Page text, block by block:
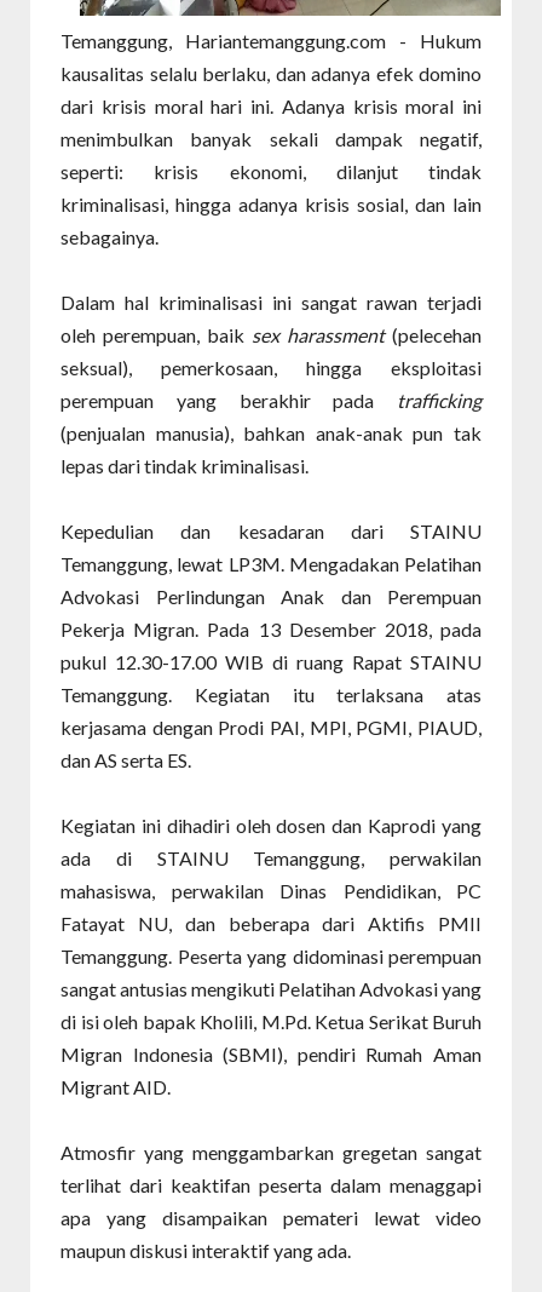
Temanggung, Hariantemanggung.com - Hukum
kausalitas selalu berlaku, dan adanya efek domino
dari krisis moral hari ini. Adanya krisis moral ini
menimbulkan banyak sekali dampak negatif,
seperti: krisis ekonomi, dilanjut tindak
kriminalisasi, hingga adanya krisis sosial, dan lain
sebagainya.
Dalam hal kriminalisasi ini sangat rawan terjadi
oleh perempuan, baik sex harassment(pelecehan
seksual), pemerkosaan, hingga eksploitasi
perempuan yang berakhir pada
trafficking
(penjualan manusia), bahkan anak-anak pun tak
lepas dari tindak kriminalisasi.
Kepedulian dan kesadaran dari STAINU
Temanggung, lewat LP3M. Mengadakan Pelatihan
Advokasi Perlindungan Anak dan Perempuan
Pekerja Migran. Pada 13 Desember 2018, pada
pukul 12.30-17.00 WIB di ruang Rapat STAINU
Temanggung. Kegiatan itu terlaksana atas
kerjasama dengan Prodi PAI, MPI, PGMI, PIAUD,
dan AS serta ES.
Kegiatan ini dihadiri oleh dosen dan Kaprodi yang
ada di STAINU Temanggung, perwakilan
mahasiswa, perwakilan Dinas Pendidikan, PC
Fatayat NU, dan beberapa dari Aktifis PMII
Temanggung. Peserta yang didominasi perempuan
sangat antusias mengikuti Pelatihan Advokasi yang
di isi oleh bapak Kholili, M.Pd. Ketua Serikat Buruh
Migran Indonesia (SBMI), pendiri Rumah Aman
Migrant AID.
Atmosfir yang menggambarkan gregetan sangat
terlihat dari keaktifan peserta dalam menaggapi
apa yang disampaikan pemateri lewat video
maupun diskusi interaktif yang ada.